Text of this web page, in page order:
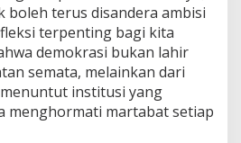
boleh terus disandera ambisi
terpenting bagi kita
demokrasi bukan lahir
semata, melainkan dari
institusi yang
menghormati martabat setiap